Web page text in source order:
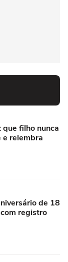
que filho nunca
e relembra
de 18
registro